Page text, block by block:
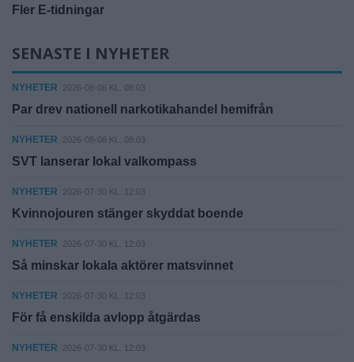
Fler E-tidningar
SENASTE I NYHETER
NYHETER 2026-08-06 KL. 08:03
Par drev nationell narkotikahandel hemifrån
NYHETER 2026-08-06 KL. 08:03
SVT lanserar lokal valkompass
NYHETER 2026-07-30 KL. 12:03
Kvinnojouren stänger skyddat boende
NYHETER 2026-07-30 KL. 12:03
Så minskar lokala aktörer matsvinnet
NYHETER 2026-07-30 KL. 12:03
För få enskilda avlopp åtgärdas
NYHETER 2026-07-30 KL. 12:03